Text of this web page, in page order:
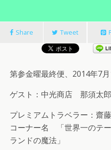
Share Tweet
第参金曜最終便、2014年7
ゲスト：中光商店 那須太
プレミアムトラベラー：齋
コーナー名 「世界一のテ
ランドの魔法」